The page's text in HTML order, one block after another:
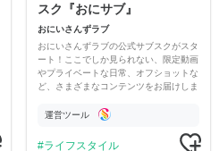
スク『おにサブ』
おにいさんずラブ
おにいさんずラブの公式サブスクがスタ
ート！ここでしか見られない、限定動画
やプライベートな日常、オフショットな
ど、さまざまなコンテンツをお届けしま
運営ツール
ライフスタイル